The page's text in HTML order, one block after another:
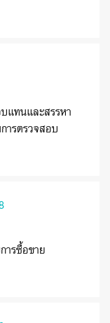
แทนและสรรหา
ารตรวจสอบ
ารซื้อขาย